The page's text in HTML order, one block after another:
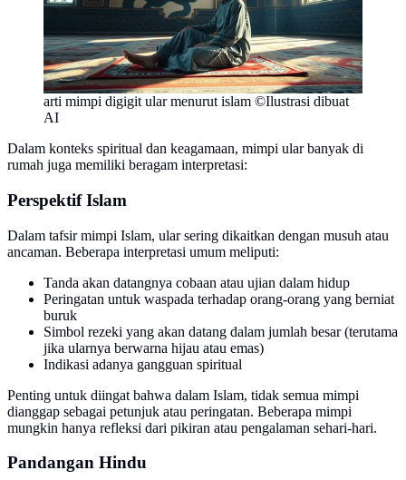
arti mimpi digigit ular menurut islam ©Ilustrasi dibuat
AI
Dalam konteks spiritual dan keagamaan, mimpi ular banyak di
rumah juga memiliki beragam interpretasi:
Perspektif Islam
Dalam tafsir mimpi Islam, ular sering dikaitkan dengan musuh atau
ancaman. Beberapa interpretasi umum meliputi:
Tanda akan datangnya cobaan atau ujian dalam hidup
Peringatan untuk waspada terhadap orang-orang yang berniat
buruk
Simbol rezeki yang akan datang dalam jumlah besar (terutama
jika ularnya berwarna hijau atau emas)
Indikasi adanya gangguan spiritual
Penting untuk diingat bahwa dalam Islam, tidak semua mimpi
dianggap sebagai petunjuk atau peringatan. Beberapa mimpi
mungkin hanya refleksi dari pikiran atau pengalaman sehari-hari.
Pandangan Hindu